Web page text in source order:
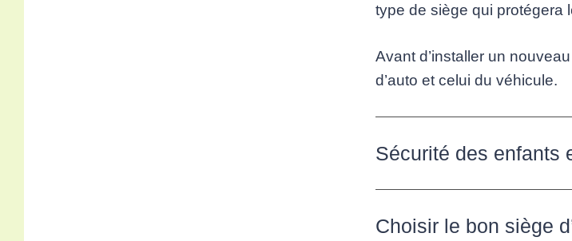
type de siège qui protégera
Avant d’installer un
d’auto et celui du véhicule.
Sécurité des enfants
Choisir le bon siège